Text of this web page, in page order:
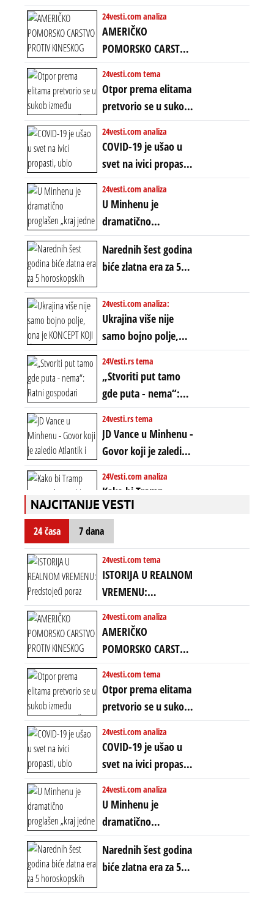
Predstojeći poraz
Amerike u Iranu
uvodi eru
energetskog haosa,
finansijskih
previranja i kolapsa
starog poretka
24vesti.com analiza
AMERIČKO
POMORSKO CARSTVO
PROTIV KINESKOG
KOPNENOG SVETA:
Rat u Iranu je rat za
globalne preferencije
24vesti.com tema
Otpor prema elitama
pretvorio se u sukob
između običnih ljudi:
ZAŠTO SE DEŠAVA
EKSTREMNA
POLARIZACIJA?
24vesti.com analiza
COVID-19 je ušao u
svet na ivici propasti,
ubio milione, ali je
spasao sistem
24vesti.com analiza
U Minhenu je
dramatično
proglašen „kraj jedne
ere“, ali sa
dvostrukom
neistinom: forma te
ere završila se na
istom mestu, ali
prošle godine
Narednih šest godina
biće zlatna era za 5
znakova: Stiže lavina
novca i bogatstva
24vesti.com analiza:
Ukrajina više nije
samo bojno polje,
ona je KONCEPT KOJI
ĆE RASPASTI CEO
ZAPADNI SVET
24Vesti.rs tema
„Stvoriti put tamo
gde puta - nema“:
Ratni gospodari
plaču za starim
poretkom... Bez
ikakve realpolitike u
njima, oni su sada
nebitni kao Zelenski
24vesti.rs tema
JD Vance u Minhenu -
Govor koji je zaledio
Atlantik i duboko
šokirao Evropu (ceo
transkript)
24Vesti.com analiza
Kako bi Tramp
mogao da ugrabi
uprkos 22.
amandmanu
NAJCITANIJE VESTI
24 časa 7 dana
24vesti.com tema
ISTORIJA U REALNOM
VREMENU:
Predstojeći poraz
Amerike u Iranu
uvodi eru
energetskog haosa,
finansijskih
previranja i kolapsa
starog poretka
24vesti.com analiza
AMERIČKO
POMORSKO CARSTVO
PROTIV KINESKOG
KOPNENOG SVETA:
Rat u Iranu je rat za
globalne preferencije
24vesti.com tema
Otpor prema elitama
pretvorio se u sukob
između običnih ljudi:
ZAŠTO SE DEŠAVA
EKSTREMNA
POLARIZACIJA?
24vesti.com analiza
COVID-19 je ušao u
svet na ivici propasti,
ubio milione, ali je
spasao sistem
24vesti.com analiza
U Minhenu je
dramatično
proglašen „kraj jedne
ere“, ali sa
dvostrukom
neistinom: forma te
Narednih šest godina
biće zlatna era za 5